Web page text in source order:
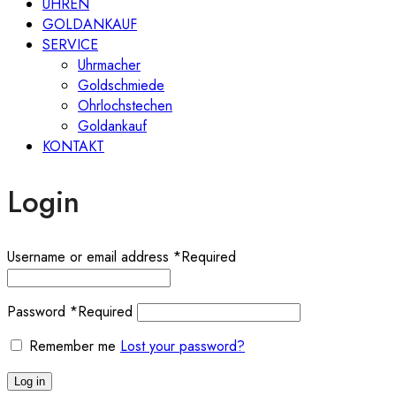
UHREN
GOLDANKAUF
SERVICE
Uhrmacher
Goldschmiede
Ohrlochstechen
Goldankauf
KONTAKT
Login
Username or email address *Required
Password *Required
Remember me Lost your password?
Log in